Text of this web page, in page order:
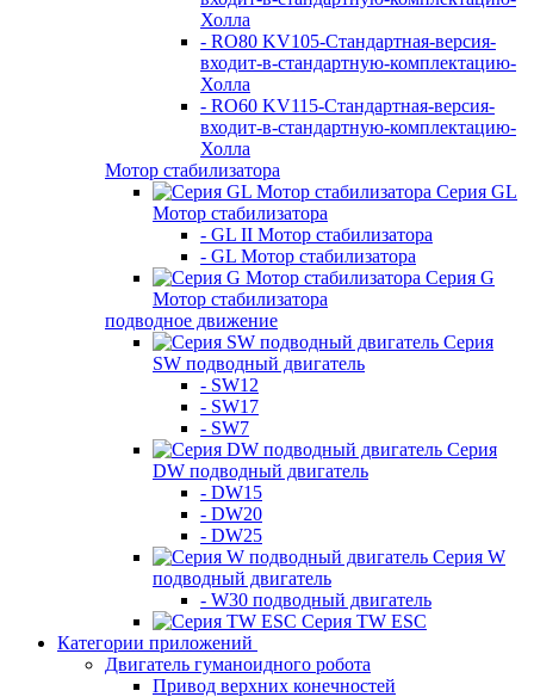
Холла
- RO80 KV105-Стандартная-версия-
входит-в-стандартную-комплектацию-
Холла
- RO60 KV115-Стандартная-версия-
входит-в-стандартную-комплектацию-
Холла
Мотор стабилизатора
Серия GL
Мотор стабилизатора
- GL II Мотор стабилизатора
- GL Мотор стабилизатора
Серия G
Мотор стабилизатора
подводное движение
Серия
SW подводный двигатель
- SW12
- SW17
- SW7
Серия
DW подводный двигатель
- DW15
- DW20
- DW25
Серия W
подводный двигатель
- W30 подводный двигатель
Серия TW ESC
Категории приложений
Двигатель гуманоидного робота
Привод верхних конечностей